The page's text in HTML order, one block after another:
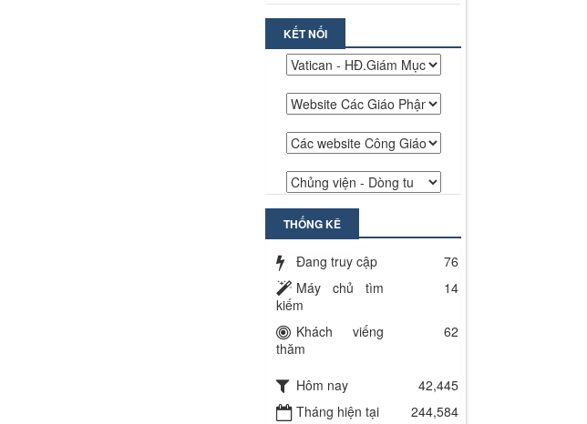
KẾT NỐI
THỐNG KÊ
Đang truy cập
76
Máy chủ tìm
kiếm
14
Khách viếng
thăm
62
Hôm nay
42,445
Tháng hiện tại
244,584